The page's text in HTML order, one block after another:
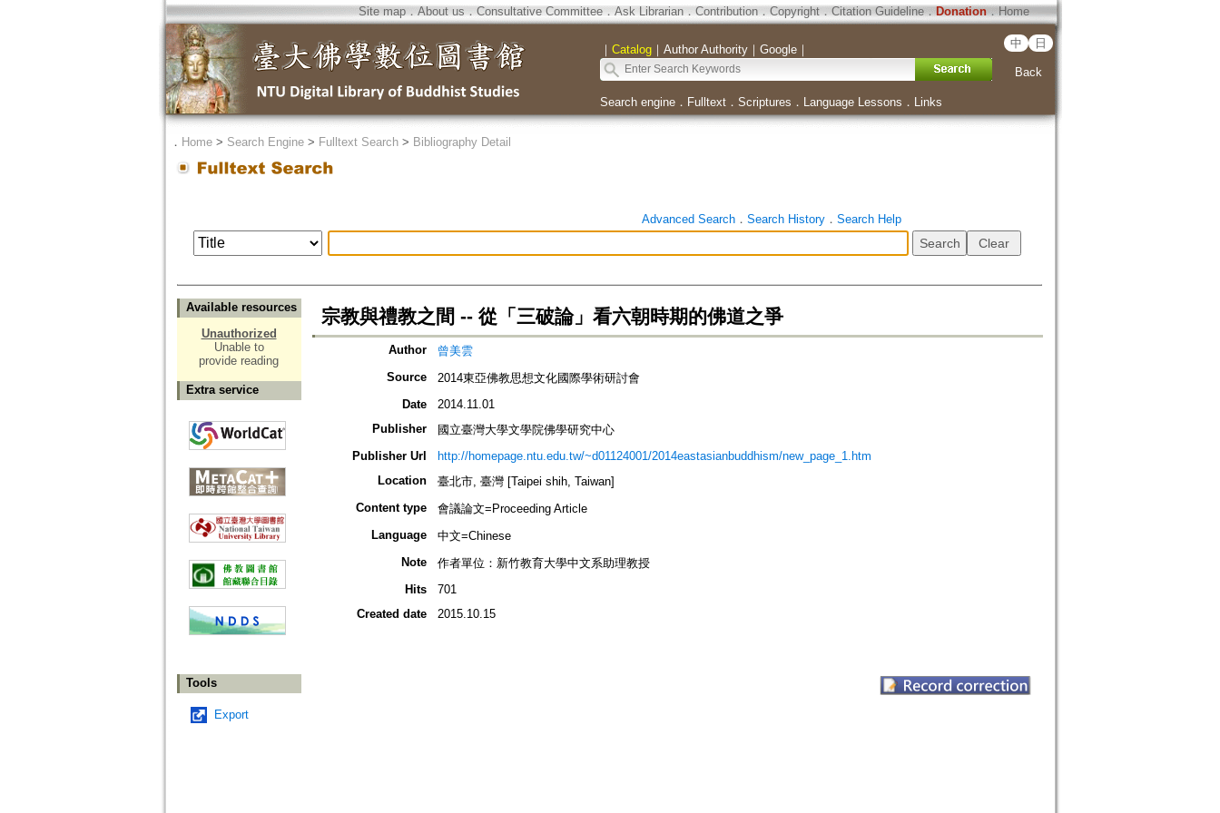
Site map．About us ． Consultative Committee． Ask Librarian． Contribution．Copyright．Citation Guideline． Donation．Home
｜ Catalog｜ Author Authority｜ Google｜ 中 日
Back
Search engine． Fulltext． Scriptures ． Language Lessons ． Links
． Home> Search Engine> Fulltext Search> Bibliography Detail
Advanced Search． Search History． Search Help
Available resources
Unauthorized
Unable to
provide reading
Extra service
Tools
Export
宗教與禮教之間 -- 從「三破論」看六朝時期的佛道之爭
Author
曾美雲
Source
2014東亞佛教思想文化國際學術研討會
Date
2014.11.01
Publisher
國立臺灣大學文學院佛學研究中心
Publisher Url
http://homepage.ntu.edu.tw/~d01124001/2014eastasianbuddhism/new_page_1.htm
Location
臺北市, 臺灣 [Taipei shih, Taiwan]
Content type
會議論文=Proceeding Article
Language
中文=Chinese
Note
作者單位：新竹教育大學中文系助理教授
Hits
701
Created date
2015.10.15